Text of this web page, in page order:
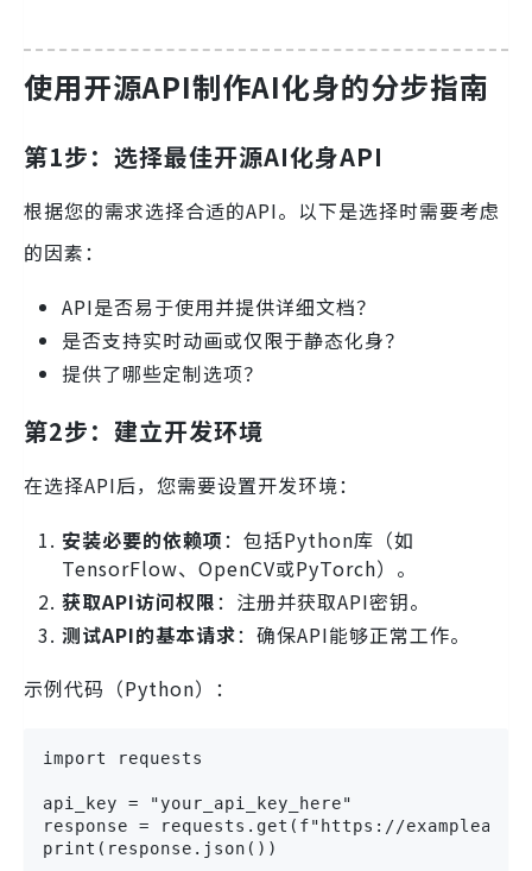
使用开源API制作AI化身的分步指南
第1步：选择最佳开源AI化身API
根据您的需求选择合适的API。以下是选择时需要考虑
的因素：
API是否易于使用并提供详细文档？
是否支持实时动画或仅限于静态化身？
提供了哪些定制选项？
第2步：建立开发环境
在选择API后，您需要设置开发环境：
安装必要的依赖项：包括Python库（如
TensorFlow、OpenCV或PyTorch）。
获取API访问权限：注册并获取API密钥。
测试API的基本请求：确保API能够正常工作。
示例代码（Python）：
import requests
api_key = "your_api_key_here"
response = requests.get(f"https://
print(response.json())